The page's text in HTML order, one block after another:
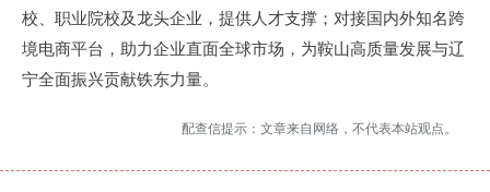
校、职业院校及龙头企业，提供人才支撑；对接国内外知名跨
境电商平台，助力企业直面全球市场，为鞍山高质量发展与辽
宁全面振兴贡献铁东力量。​
配查信提示：文章来自网络，不代表本站观点。